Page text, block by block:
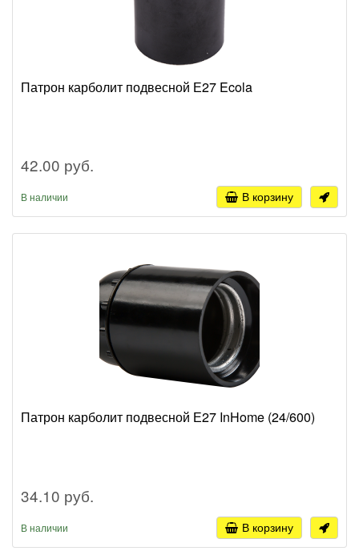
Патрон карболит подвесной Е27 Ecola
42.00 руб.
В наличии В корзину
Патрон карболит подвесной Е27 InHome (24/600)
34.10 руб.
В наличии В корзину